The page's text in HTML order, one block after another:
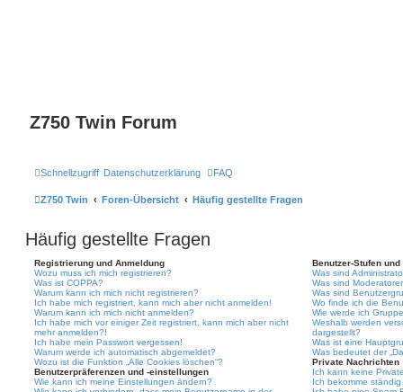
Z750 Twin Forum
Schnellzugriff Datenschutzerklärung FAQ
Z750 Twin Foren-Übersicht Häufig gestellte Fragen
Häufig gestellte Fragen
Registrierung und Anmeldung
Wozu muss ich mich registrieren?
Was ist COPPA?
Warum kann ich mich nicht registrieren?
Ich habe mich registriert, kann mich aber nicht anmelden!
Warum kann ich mich nicht anmelden?
Ich habe mich vor einiger Zeit registriert, kann mich aber nicht
mehr anmelden?!
Ich habe mein Passwort vergessen!
Warum werde ich automatisch abgemeldet?
Wozu ist die Funktion „Alle Cookies löschen“?
Benutzerpräferenzen und -einstellungen
Wie kann ich meine Einstellungen ändern?
Benutzer-Stufen und
Was sind
Was sind
Was sind
Wo finde ich die
Wie werde ich
Weshalb werden
dargestellt?
Was ist eine
Was bedeutet der
Private Nachrichten
Ich kann keine
Ich bekomme